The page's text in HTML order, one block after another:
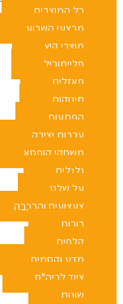
כל המוצרים
מבצעי השבוע
מוצרי קיץ
פליימוביל
פאזלים
תינוקות
הפתעות
ערכות יצירה
משחקי קופסא
גלגלים
על שלט
צעצועים והרכבה
בובות
קלפים
מדע וקסמים
ציוד לביה"ס
שונות